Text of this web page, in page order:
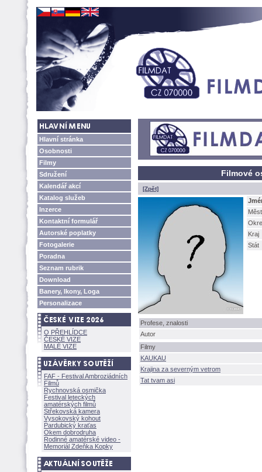
Hlavní stránka
Osobnosti
Filmy
Sdružení
Kalendář akcí
Katalog služeb
Inzerce
Kontaktní formulář
Autorské poplatky
Fotogalerie
Poradna
Seznam rubrik
Download
Banery, Ikony, Loga
Personalizace
O PŘEHLÍDCE
ČESKÉ VIZE
MALÉ VIZE
FAF - Festival Ambroziádních
Filmů
Rychnovská osmička
Festival leteckých
amatérských filmů
Střekovská kamera
Vysokovský kohout
Pardubický kraťas
Okem dobrodruha
Rodinné amatérské video -
Memoriál Zdeňka Kopky
Filmové
[Zpět]
Kraj
Stát
Profese, znalosti
Autor
Filmy
KAUKAU
Krajina za severným vetrom
Tat tvam asi